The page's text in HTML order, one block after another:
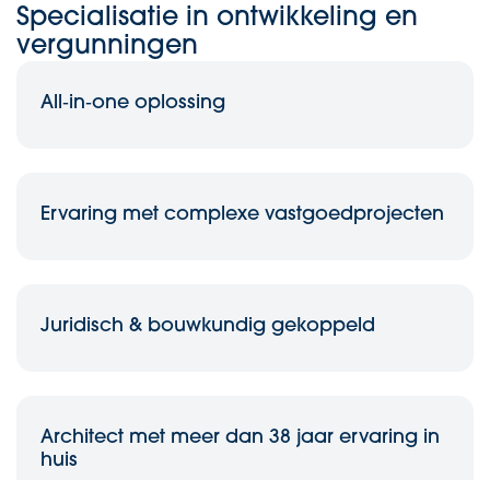
Specialisatie in ontwikkeling en
vergunningen
All‑in‑one oplossing
Ervaring met complexe vastgoedprojecten
Juridisch & bouwkundig gekoppeld
Architect met meer dan 38 jaar ervaring in
huis